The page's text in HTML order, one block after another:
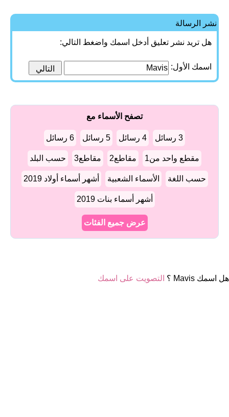
نشر الرسالة
هل تريد نشر تعليق أدخل اسمك واضغط التالي:
اسمك الأول:
تصفح الأسماء مع
3 رسائل 4 رسائل 5 رسائل 6 رسائل
مقطع واحد من1 مقاطع2 مقاطع3 حسب البلد
حسب اللغة الأسماء الشعبية أشهر أسماء أولاد 2019
أشهر أسماء بنات 2019
عرض جميع الفئات
هل اسمك Mavis ؟ التصويت على اسمك